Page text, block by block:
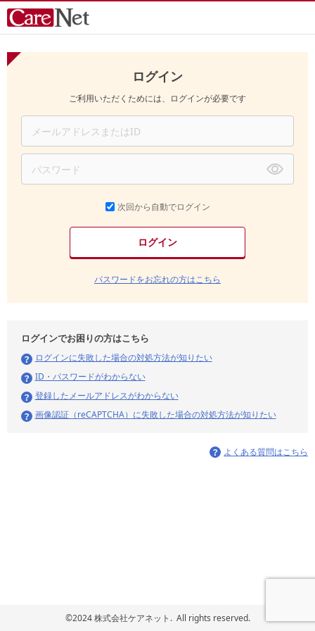
ログイン
ご利用いただくためには、ログインが必要です
次回から自動でログイン
パスワードをお忘れの方はこちら
ログインでお困りの方はこちら
ログインに失敗した場合の対処方法が知りたい
ID・パスワードがわからない
登録したメールアドレスがわからない
画像認証（reCAPTCHA）に失敗した場合の対処方法が知りたい
よくある質問はこちら
©2024 株式会社ケアネット. All rights reserved.